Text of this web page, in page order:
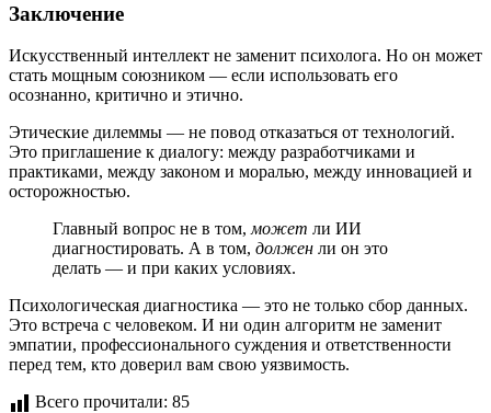
Заключение
Искусственный интеллект не заменит психолога. Но он может
стать мощным союзником — если использовать его
осознанно, критично и этично.
Этические дилеммы — не повод отказаться от технологий.
Это приглашение к диалогу: между разработчиками и
практиками, между законом и моралью, между инновацией и
осторожностью.
Главный вопрос не в том, может ли ИИ
диагностировать. А в том, должен ли он это
делать — и при каких условиях.
Психологическая диагностика — это не только сбор данных.
Это встреча с человеком. И ни один алгоритм не заменит
эмпатии, профессионального суждения и ответственности
перед тем, кто доверил вам свою уязвимость.
Всего прочитали: 85